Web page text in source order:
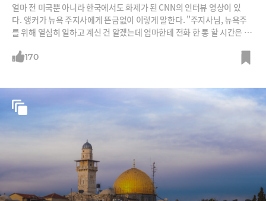
얼마 전 미국뿐 아니라 한국에서도 화제가 된 CNN의 인터뷰 영상이 있
다. 앵커가 뉴욕 주지사에게 뜬금없이 이렇게 말한다. "주지사님, 뉴욕주
를 위해 열심히 일하고 계신 건 알겠는데 엄마한테 전화 한 통 할 시간은 있
전화를 드렸습니다. 아 참, 엄마가 제일 좋아하는 아들이 저라고 하시더군
클
170